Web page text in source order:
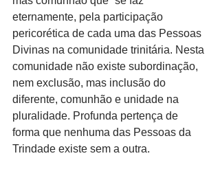
eternamente, pela participação
pericorética de cada uma das Pessoas
Divinas na comunidade trinitária. Nesta
comunidade não existe subordinação,
nem exclusão, mas inclusão do
diferente, comunhão e unidade na
pluralidade. Profunda pertença de
forma que nenhuma das Pessoas da
Trindade existe sem a outra.